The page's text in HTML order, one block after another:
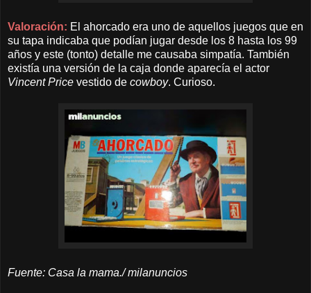
Valoración: El ahorcado era uno de aquellos juegos que en
su tapa indicaba que podían jugar desde los 8 hasta los 99
años y este (tonto) detalle me causaba simpatía. También
existía una versión de la caja donde aparecía el actor
Vincent Price vestido de cowboy. Curioso.
Fuente: Casa la mama./ milanuncios